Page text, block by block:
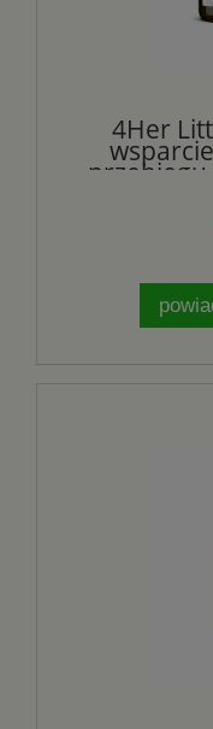
4Her
przebiegu